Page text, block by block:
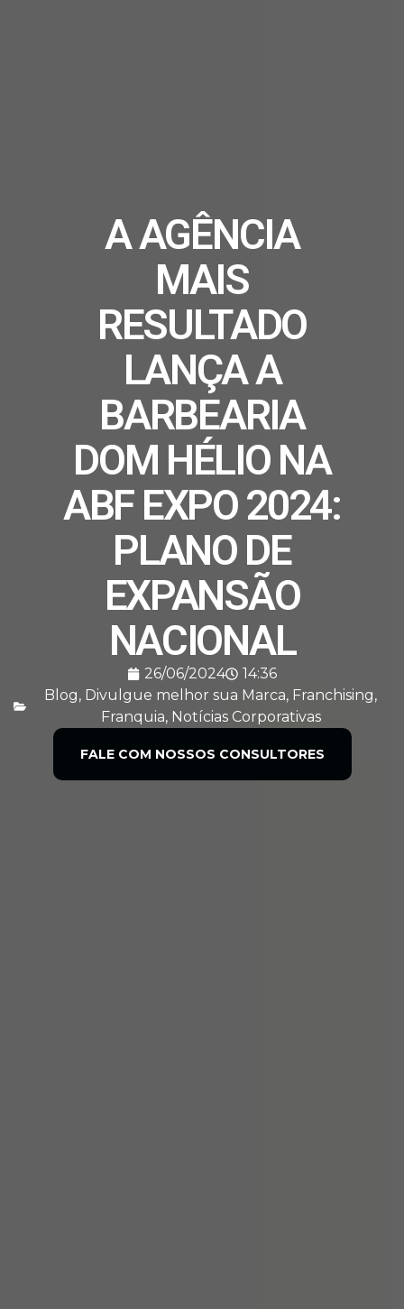
A AGÊNCIA
MAIS
RESULTADO
LANÇA A
BARBEARIA
DOM HÉLIO NA
ABF EXPO 2024:
PLANO DE
EXPANSÃO
NACIONAL
26/06/2024
14:36
Blog, Divulgue melhor sua Marca, Franchising,
Franquia, Notícias Corporativas
FALE COM NOSSOS CONSULTORES